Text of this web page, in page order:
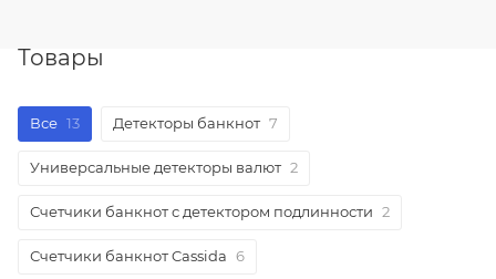
Товары
Все 13 Детекторы банкнот 7
Универсальные детекторы валют 2
Счетчики банкнот с детектором подлинности 2
Счетчики банкнот Cassida 6